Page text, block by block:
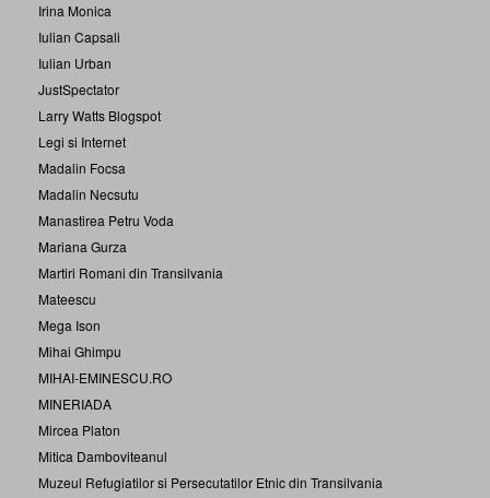
Irina Monica
Iulian Capsali
Iulian Urban
JustSpectator
Larry Watts Blogspot
Legi si Internet
Madalin Focsa
Madalin Necsutu
Manastirea Petru Voda
Mariana Gurza
Martiri Romani din Transilvania
Mateescu
Mega Ison
Mihai Ghimpu
MIHAI-EMINESCU.RO
MINERIADA
Mircea Platon
Mitica Damboviteanul
Muzeul Refugiatilor si Persecutatilor Etnic din Transilvania